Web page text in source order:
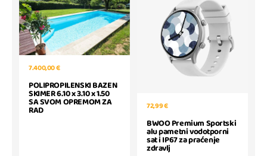
7.400,00 €
POLIPROPILENSKI BAZEN
SKIMER 6.10 x 3.10 x 1.50
SA SVOM OPREMOM ZA
RAD 72,99 €
BWOO Premium Sportski
alu pametni vodotporni
sat i IP67 za praćenje
zdravlj